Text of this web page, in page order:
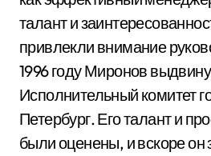
талант и
привлекли внимание
1996 году Миронов
Исполнительный комитет
Петербург. Его талант и
были оценены, и вскоре он